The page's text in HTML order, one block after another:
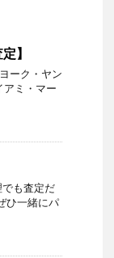
】
ーク・ヤン
アミ・マー
も査定だ
ひ一緒にパ